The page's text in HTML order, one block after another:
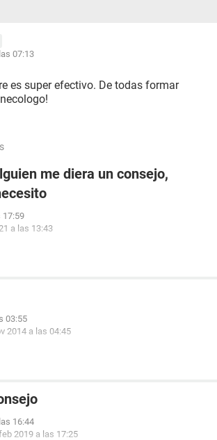
07:13
es super efectivo. De todas formar
me diera un consejo,
17:59
a las 13:43
03:55
2014 a las 04:45
16:44
2019 a las 17:25